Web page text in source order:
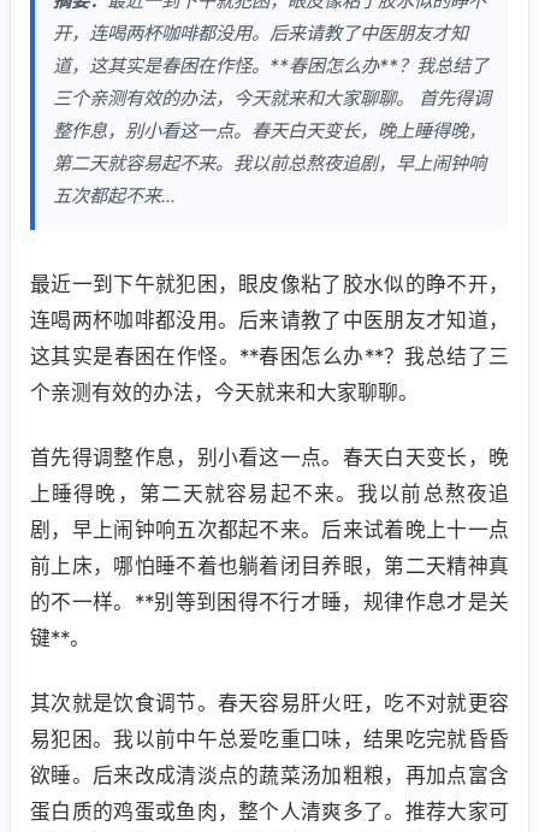
开，连喝两杯咖啡都没用。后来请教了中医朋友才知
道，这其实是春困在作怪。**春困怎么办**？我总结了
三个亲测有效的办法，今天就来和大家聊聊。 首先得调
整作息，别小看这一点。春天白天变长，晚上睡得晚，
第二天就容易起不来。我以前总熬夜追剧，早上闹钟响
五次都起不来...
最近一到下午就犯困，眼皮像粘了胶水似的睁不开，
连喝两杯咖啡都没用。后来请教了中医朋友才知道，
这其实是春困在作怪。**春困怎么办**？我总结了三
个亲测有效的办法，今天就来和大家聊聊。
首先得调整作息，别小看这一点。春天白天变长，晚
上睡得晚，第二天就容易起不来。我以前总熬夜追
剧，早上闹钟响五次都起不来。后来试着晚上十一点
前上床，哪怕睡不着也躺着闭目养眼，第二天精神真
的不一样。**别等到困得不行才睡，规律作息才是关
键**。
其次就是饮食调节。春天容易肝火旺，吃不对就更容
易犯困。我以前中午总爱吃重口味，结果吃完就昏昏
欲睡。后来改成清淡点的蔬菜汤加粗粮，再加点富含
蛋白质的鸡蛋或鱼肉，整个人清爽多了。推荐大家可